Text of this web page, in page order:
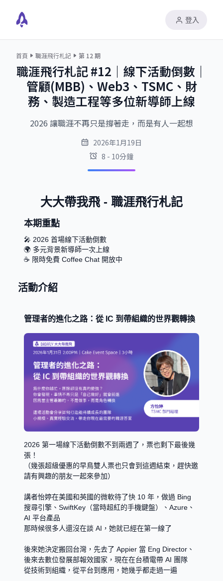
登入
首頁 職涯飛行札記 第 12期
職涯飛行札記 #12｜線下活動倒數｜
管顧(MBB)、Web3、TSMC、財
務、製造工程等多位新導師上線
2026 讓職涯不再只是撐著走，而是有人一起想
2026年1月19日
8 - 10分鐘
大大帶我飛 - 職涯飛行札記
本期重點
🎤 2026 首場線下活動倒數
🌍 多元背景新導師一次上線
☕ 限時免費 Coffee Chat 開放中
活動介紹
管理者的進化之路：從 IC 到帶組織的世界觀轉換
2026 第一場線下活動倒數不到兩週了，票也剩下最後幾
張！
（幾張超級優惠的早鳥雙人票也只會到這週結束，趕快邀
請有興趣的朋友一起來參加）
講者怡婷在美國和英國的微軟待了快 10 年，做過 Bing
搜尋引擎、SwiftKey（當時超紅的手機鍵盤）、Azure、
AI 平台產品
那時候很多人還沒在談 AI，她就已經在第一線了
後來她決定搬回台灣，先去了 Appier 當 Eng Director、
後來去數位發展部報效國家，現在在台積電帶 AI 團隊
從技術到組織，從平台到應用，她幾乎都走過一遍